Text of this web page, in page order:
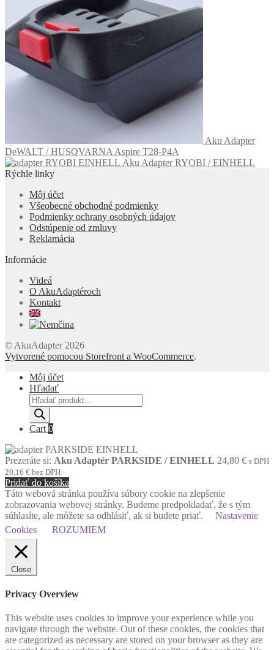
Aku Adapter
DeWALT / HUSQVARNA Aspire T28-P4A
Aku Adapter RYOBI / EINHELL
Rýchle linky
Môj účet
Všeobecné obchodné podmienky
Podmienky ochrany osobných údajov
Odstúpenie od zmluvy
Reklamácia
Informácie
Videá
O AkuAdaptéroch
Kontakt
© AkuAdapter 2026
Vytvorené pomocou Storefront a WooCommerce.
Môj účet
Hľadať
Products
search
Cart 0
Prezeráte si: Aku Adaptér PARKSIDE / EINHELL 24,80 € s DPH
20,16 € bez DPH
Pridať do košíka
Táto webová stránka používa súbory cookie na zlepšenie
zobrazovania webovej stránky. Budeme predpokladať, že s tým
súhlasíte, ale môžete sa odhlásiť, ak si budete priať.
Nastavenie
Cookies
ROZUMIEM
Close
Privacy Overview
This website uses cookies to improve your experience while you
navigate through the website. Out of these cookies, the cookies that
are categorized as necessary are stored on your browser as they are